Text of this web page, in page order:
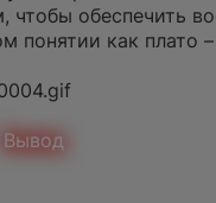
обеспечить
понятии как плато
Вывод